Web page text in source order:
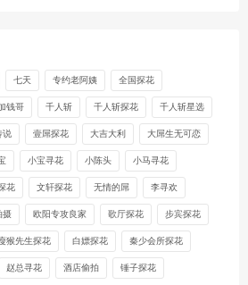
七天 专约老阿姨 全国探花
钱哥 千人斩 千人斩探花 千人斩星选
说 壹屌探花 大吉大利 大屌生无可恋
小宝寻花 小陈头 小马寻花
花 文轩探花 无情的屌 李寻欢
摄 欧阳专攻良家 歌厅探花 步宾探花
猴先生探花 白嫖探花 秦少会所探花
赵总寻花 酒店偷拍 锤子探花